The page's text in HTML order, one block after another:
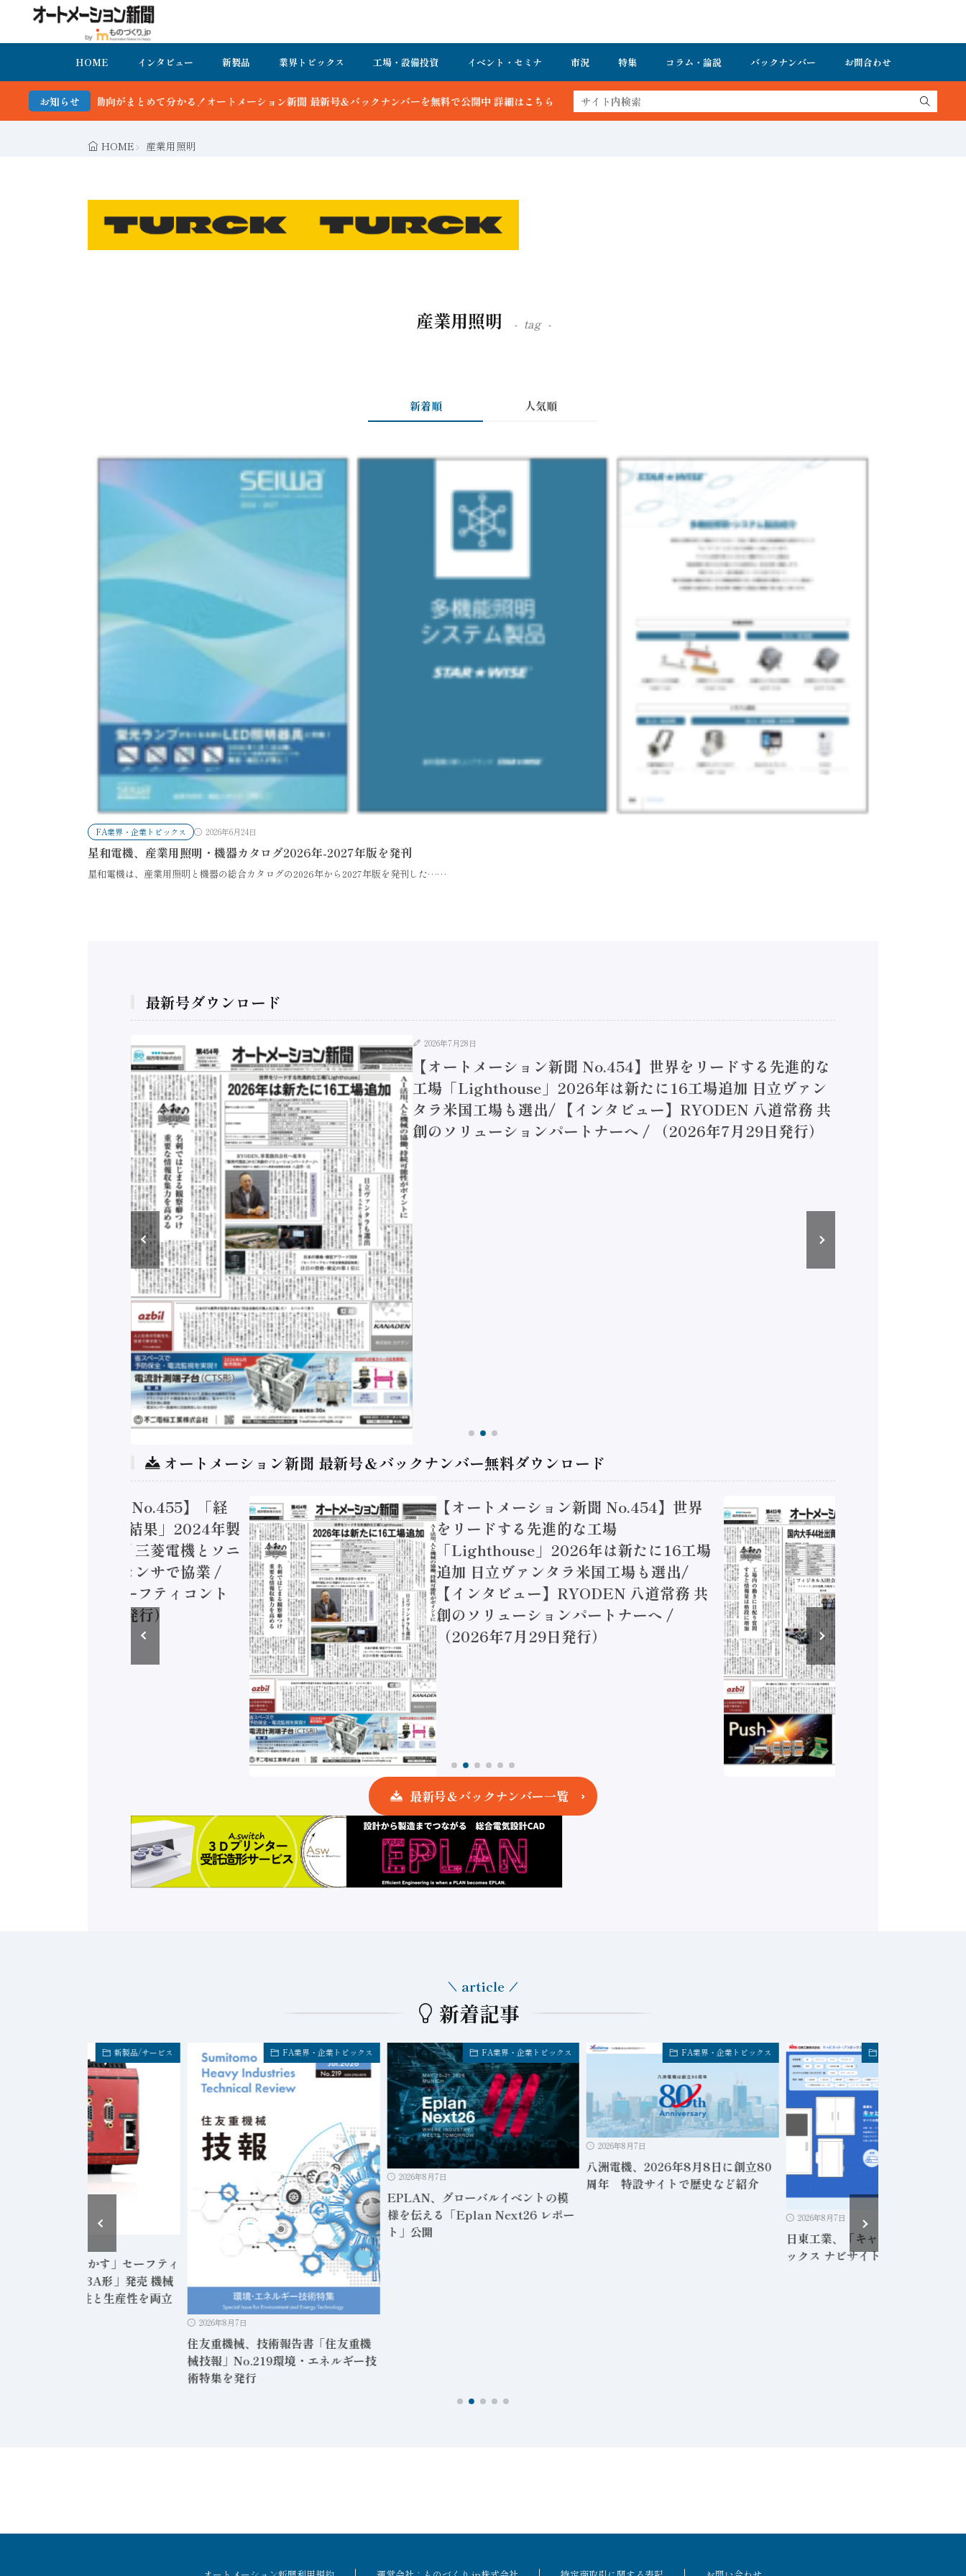
HOME インタビュー 新製品 業界トピックス 工場・設備投資 イベント・セミナ 市況 特集 コラム・論説 バックナンバー お問合わせ
お知らせ
がまとめて分かる！オートメーション新聞 最新号＆バックナンバーを無料で公開中 詳細はこちら
HOME 産業用照明
産業用照明 tag
新着順 人気順
FA業界・企業トピックス 2026年6月24日
星和電機、産業用照明・機器カタログ2026年-2027年版を発刊
星和電機は、産業用照明と機器の総合カタログの2026年から2027年版を発刊した……
最新号ダウンロード
2026年7月28日
【オートメーション新聞 No.454】世界をリードする先進的な
工場「Lighthouse」2026年は新たに16工場追加 日立ヴァン
タラ米国工場も選出/ 【インタビュー】RYODEN 八道常務 共
創のソリューションパートナーへ / （2026年7月29日発行）
オートメーション新聞 最新号＆バックナンバー無料ダウンロード
トメーション新聞 No.455】「経
実態調査二次集計結果」2024年製
加価値額86兆円 / 三菱電機とソニ
コン AIビジョンセンサで協業 /
安全に動かすセーフティコント
（2026年8月5日発行）
【オートメーション新聞 No.454】世界
をリードする先進的な工場
「Lighthouse」2026年は新たに16工場
追加 日立ヴァンタラ米国工場も選出/
【インタビュー】RYODEN 八道常務 共
創のソリューションパートナーへ /
（2026年7月29日発行）
最新号＆バックナンバー一覧
新着記事
article
新製品/サービス
、「安全に動かす」セーフティ
トローラ「FS3A形」発売 機械
態監視で安全性と生産性を両立
FA業界・企業トピックス
2026年8月7日
住友重機械、技術報告書「住友重機
械技報」No.219環境・エネルギー技
術特集を発行
FA業界・企業トピックス
2026年8月7日
EPLAN、グローバルイベントの模
様を伝える「Eplan Next26 レポー
ト」公開
FA業界・企業トピックス
2026年8月7日
八洲電機、2026年8月8日に創立80
周年 特設サイトで歴史など紹介
2026年8月7日
日東工業、「キャビネット・プラ
ックス ナビサイト」を公開